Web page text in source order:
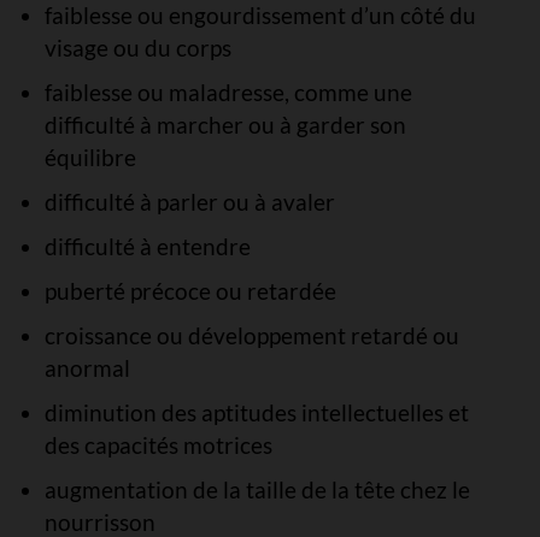
faiblesse ou engourdissement d’un côté du
visage ou du corps
faiblesse ou maladresse, comme une
difficulté à marcher ou à garder son
équilibre
difficulté à parler ou à avaler
difficulté à entendre
puberté précoce ou retardée
croissance ou développement retardé ou
anormal
diminution des aptitudes intellectuelles et
des capacités motrices
augmentation de la taille de la tête chez le
nourrisson